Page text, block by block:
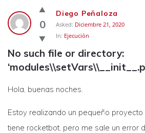
Rocketbot
Forum
Latest
Questions
0
Diego Peñaloza
Asked: Diciembre 21, 2020
In: Ejecución
No such file or directory:
Hola, buenas noches.
Estoy realizando un pequeño
tiene rocketbot, pero me sale un error